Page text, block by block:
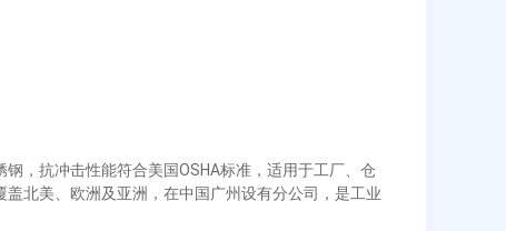
，抗冲击性能符合美国OSHA标准，适用于工厂、仓
北美、欧洲及亚洲，在中国广州设有分公司，是工业